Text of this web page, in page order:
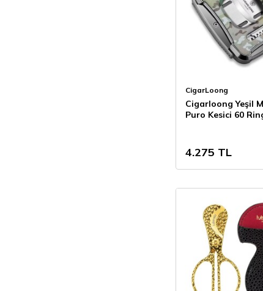
CigarLoong
Cigarloong Yeşil
Puro Kesici 60
4.275 TL